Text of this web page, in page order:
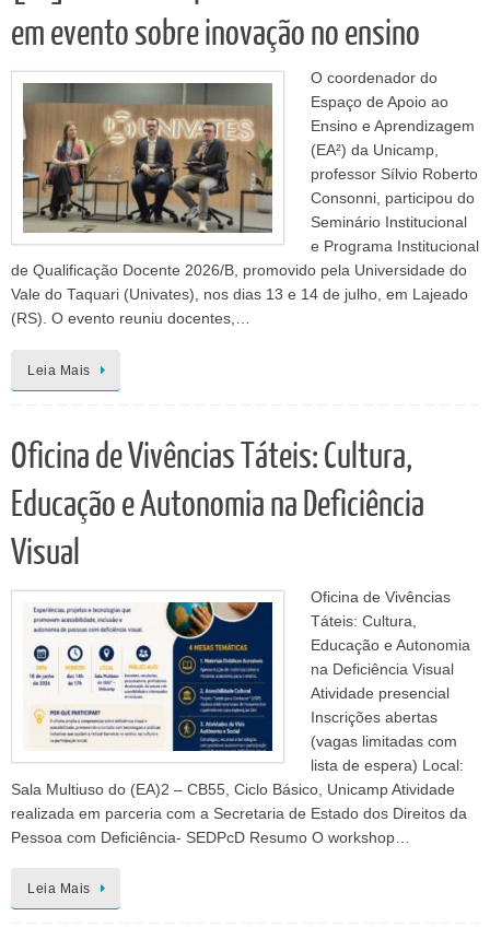
em evento sobre inovação no ensino
O coordenador do
Espaço de Apoio ao
Ensino e Aprendizagem
(EA²) da Unicamp,
professor Sílvio Roberto
Consonni, participou do
Seminário Institucional
e Programa Institucional
de Qualificação Docente 2026/B, promovido pela Universidade do
Vale do Taquari (Univates), nos dias 13 e 14 de julho, em Lajeado
(RS). O evento reuniu docentes,…
Leia Mais
Oficina de Vivências Táteis: Cultura,
Educação e Autonomia na Deficiência
Visual
Oficina de Vivências
Táteis: Cultura,
Educação e Autonomia
na Deficiência Visual
Atividade presencial
Inscrições abertas
(vagas limitadas com
lista de espera) Local:
Sala Multiuso do (EA)2 – CB55, Ciclo Básico, Unicamp Atividade
realizada em parceria com a Secretaria de Estado dos Direitos da
Pessoa com Deficiência- SEDPcD Resumo O workshop…
Leia Mais